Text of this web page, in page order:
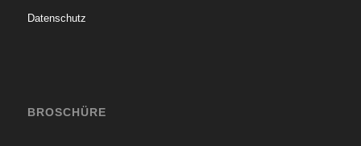
Datenschutz
BROSCHÜRE